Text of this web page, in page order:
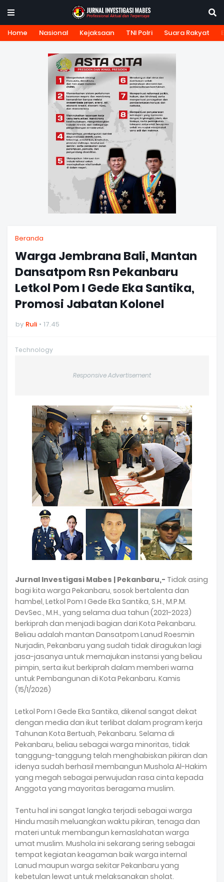
Home Nasional Kejaksaan TNI Polri Suara Rakyat
Beranda
Warga Jembrana Bali, Mantan
Dansatpom Rsn Pekanbaru
Letkol Pom I Gede Eka Santika,
Promosi Jabatan Kolonel
by Ruli 17.45
Technology
Responsive Advertisement
Jurnal Investigasi Mabes | Pekanbaru,- Tidak asing
bagi kita warga Pekanbaru, sosok bertalenta dan
hambel, Letkol Pom I Gede Eka Santika, S.H., M.P.M.
DevSec., M.H., yang selama dua tahun (2021-2023)
berkiprah dan menjadi bagian dari Kota Pekanbaru.
Beliau adalah mantan Dansatpom Lanud Roesmin
Nurjadin, Pekanbaru yang sudah tidak diragukan lagi
jasa-jasanya untuk memajukan instansi yang beliau
pimpin, serta ikut berkiprah dalam memberi warna
untuk Pembangunan di Kota Pekanbaru. Kamis
(15/1/2026)
Letkol Pom I Gede Eka Santika, dikenal sangat dekat
dengan media dan ikut terlibat dalam program kerja
Tahunan Kota Bertuah, Pekanbaru. Selama di
Pekanbaru, beliau sebagai warga minoritas, tidak
tanggung-tanggung telah menghabiskan pikiran dan
idenya sudah berhasil membangun Mushola Al-Hakim
yang megah sebagai perwujudan rasa cinta kepada
Anggota yang mayoritas beragama muslim.
Tentu hal ini sangat langka terjadi sebagai warga
Hindu masih meluangkan waktu pikiran, tenaga dan
materi untuk membangun kemaslahatan warga
umat muslim. Mushola ini sekarang sering sebagai
tempat kegiatan keagaman baik warga internal
Lanud maupun warga sekitar Pekanbaru yang
kebetulan lewat untuk melaksanakan sholat.